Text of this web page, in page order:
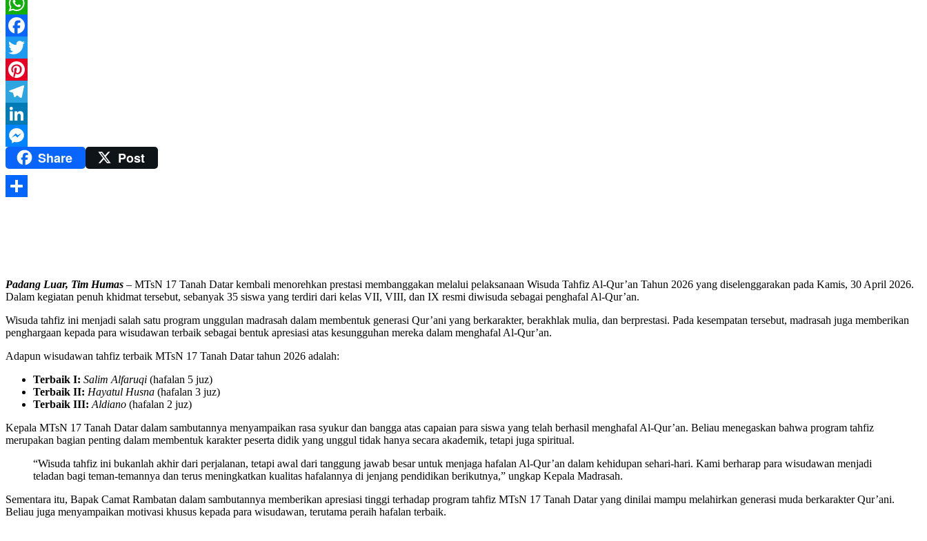
WhatsApp
Facebook
Twitter
Pinterest
Telegram
LinkedIn
MessengerShare Post
Padang Luar, Tim Humas – MTsN 17 Tanah Datar kembali menorehkan prestasi membanggakan melalui pelaksanaan Wisuda Tahfiz Al-Qur’an Tahun 2026 yang diselenggarakan pada Kamis, 30 April 2026.
Dalam kegiatan penuh khidmat tersebut, sebanyak 35 siswa yang terdiri dari kelas VII, VIII, dan IX resmi diwisuda sebagai penghafal Al-Qur’an.
Wisuda tahfiz ini menjadi salah satu program unggulan madrasah dalam membentuk generasi Qur’ani yang berkarakter, berakhlak mulia, dan berprestasi. Pada kesempatan tersebut, madrasah juga memberikan
penghargaan kepada para wisudawan terbaik sebagai bentuk apresiasi atas kesungguhan mereka dalam menghafal Al-Qur’an.
Adapun wisudawan tahfiz terbaik MTsN 17 Tanah Datar tahun 2026 adalah:
Terbaik I: Salim Alfaruqi (hafalan 5 juz)
Terbaik II: Hayatul Husna (hafalan 3 juz)
Terbaik III: Aldiano (hafalan 2 juz)
Kepala MTsN 17 Tanah Datar dalam sambutannya menyampaikan rasa syukur dan bangga atas capaian para siswa yang telah berhasil menghafal Al-Qur’an. Beliau menegaskan bahwa program tahfiz
merupakan bagian penting dalam membentuk karakter peserta didik yang unggul tidak hanya secara akademik, tetapi juga spiritual.
“Wisuda tahfiz ini bukanlah akhir dari perjalanan, tetapi awal dari tanggung jawab besar untuk menjaga hafalan Al-Qur’an dalam kehidupan sehari-hari. Kami berharap para wisudawan menjadi
teladan bagi teman-temannya dan terus meningkatkan kualitas hafalannya di jenjang pendidikan berikutnya,” ungkap Kepala Madrasah.
Sementara itu, Bapak Camat Rambatan dalam sambutannya memberikan apresiasi tinggi terhadap program tahfiz MTsN 17 Tanah Datar yang dinilai mampu melahirkan generasi muda berkarakter Qur’ani.
Beliau juga menyampaikan motivasi khusus kepada para wisudawan, terutama peraih hafalan terbaik.